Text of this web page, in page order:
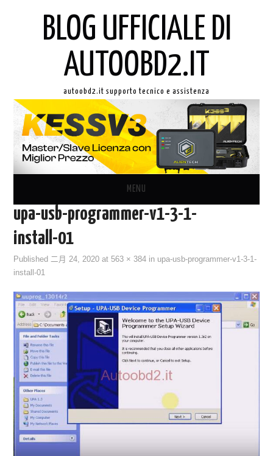
BLOG UFFICIALE DI
AUTOOBD2.IT
autoobd2.it supporto tecnico e assistenza
MENU
ORIGINALE LAUNCH X431
KEY CUTTING MACHINE
ORIGINALE OBDSTAR
ALIENTECH KESS V3
XHORSE VVDI
upa-usb-programmer-v1-3-1-
install-01
Published二月 24, 2020 at563 × 384 in upa-usb-programmer-v1-3-1-
install-01